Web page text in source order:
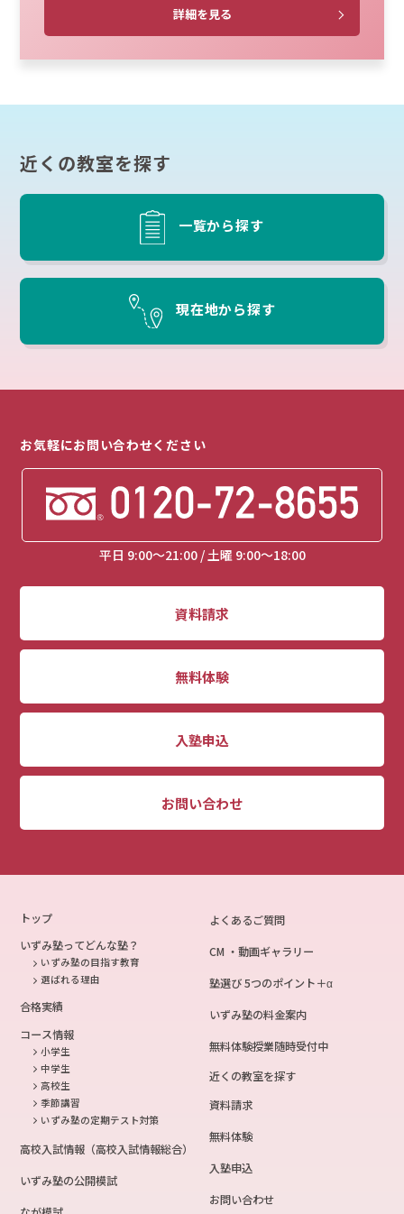
詳細を見る
近くの教室を探す
一覧から探す
現在地から探す
お気軽にお問い合わせください
平日 9:00～21:00 / 土曜 9:00～18:00
資料請求
無料体験
入塾申込
お問い合わせ
トップ
いずみ塾ってどんな塾？
いずみ塾の目指す教育
選ばれる理由
合格実績
コース情報
小学生
中学生
高校生
季節講習
いずみ塾の定期テスト対策
高校入試情報（高校入試情報総合）
いずみ塾の公開模試
よくあるご質問
CM ・動画ギャラリー
塾選び 5つのポイント＋α
いずみ塾の料金案内
無料体験授業随時受付中
近くの教室を探す
資料請求
無料体験
入塾申込
お問い合わせ